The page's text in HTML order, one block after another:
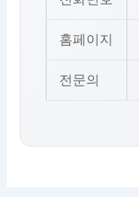
홈페이지
전문의